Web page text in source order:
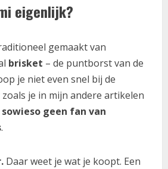
eigenlijk?
gemaakt van
brisket – de puntborst van de
je niet even snel bij de
je in mijn andere artikelen
geen fan van
.
Daar weet je wat je koopt. Een